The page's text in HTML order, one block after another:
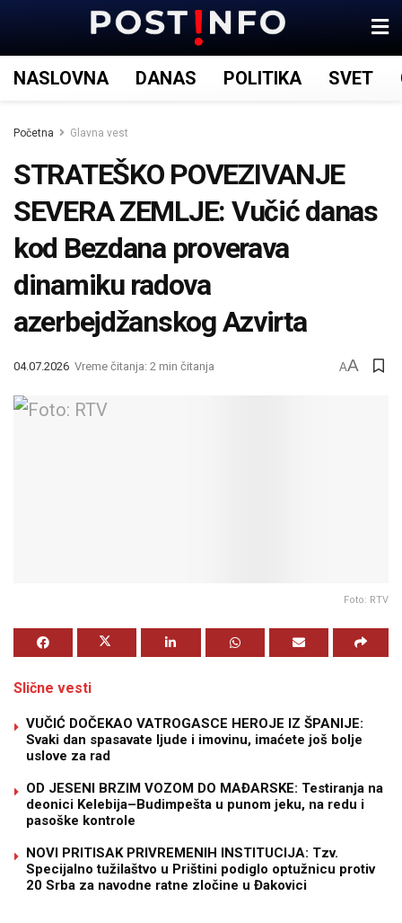
NASLOVNA DANAS POLITIKA SVET
Početna Glavna vest
STRATEŠKO POVEZIVANJE
SEVERA ZEMLJE: Vučić danas
kod Bezdana proverava
dinamiku radova
azerbejdžanskog Azvirta
04.07.2026 Vreme čitanja: 2 min čitanja AA
Foto: RTV
Slične vesti
VUČIĆ DOČEKAO VATROGASCE HEROJE IZ ŠPANIJE:
Svaki dan spasavate ljude i imovinu, imaćete još bolje
uslove za rad
OD JESENI BRZIM VOZOM DO MAĐARSKE: Testiranja na
deonici Kelebija–Budimpešta u punom jeku, na redu i
pasoške kontrole
NOVI PRITISAK PRIVREMENIH INSTITUCIJA: Tzv.
Specijalno tužilaštvo u Prištini podiglo optužnicu protiv
20 Srba za navodne ratne zločine u Đakovici